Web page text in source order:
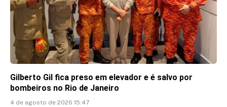
Gilberto Gil fica preso em elevador e é salvo por
bombeiros no Rio de Janeiro
4 de agosto de 2026 15:47